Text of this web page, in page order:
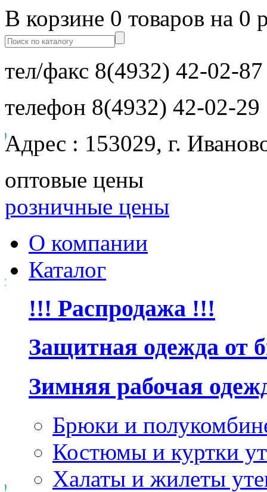
В корзине 0 товаров на 0
тел/факс 8(4932) 42-02-87
телефон 8(4932) 42-02-29
Адрес : 153029, г.
оптовые цены
розничные цены
О компании
Каталог
!!! Распродажа !!!
Защитная одежда от
Зимняя рабочая
Брюки и
Костюмы и куртки
Халаты и жилеты